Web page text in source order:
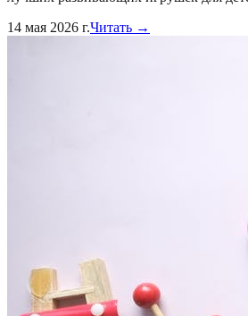
14 мая 2026 г.Читать →